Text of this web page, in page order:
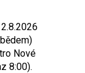
2.8.2026
Nové
8:00).